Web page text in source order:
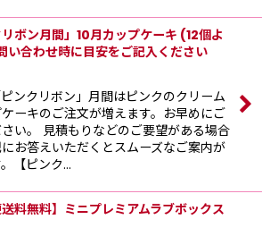
リボン月間」10月カップケーキ (12個よ
い合わせ時に目安をご記入ください
ンクリボン」月間はピンクのクリーム
ーキのご注文が増えます。お早めにご
い。 見積もりなどのご要望がある場合
お答えいただくとスムーズなご案内が
【ピンク…
送料無料】ミニプレミアムラブボックス